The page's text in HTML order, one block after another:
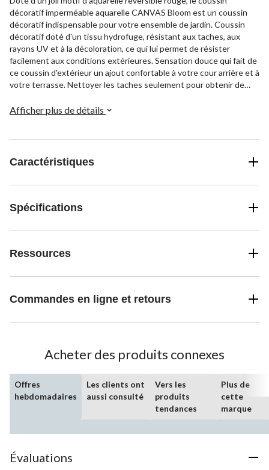
décoratif imperméable aquarelle CANVAS Bloom est un coussin
décoratif indispensable pour votre ensemble de jardin. Coussin
décoratif doté d'un tissu hydrofuge, résistant aux taches, aux
rayons UV et à la décoloration, ce qui lui permet de résister
facilement aux conditions extérieures. Sensation douce qui fait de
ce coussin d'extérieur un ajout confortable à votre cour arrière et à
votre terrasse. Nettoyer les taches seulement pour obtenir de
Afficher plus de détails
Caractéristiques
Spécifications
Ressources
Commandes en ligne et retours
Acheter des produits connexes
Offres
hebdomadaires
Les clients ont
aussi consulté
Vers les
produits
tendances
Plus de
cette
marque
Évaluations